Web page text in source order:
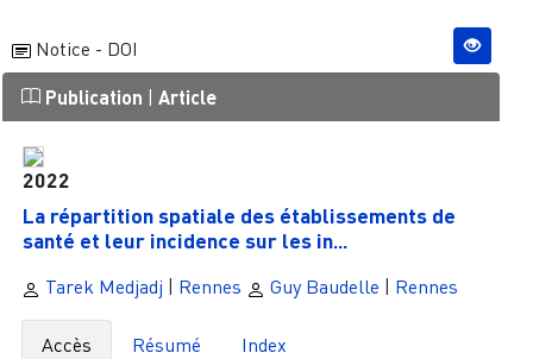
Notice - DOI
Publication | Article
2022
La répartition spatiale des établissements de
santé et leur incidence sur les in...
Tarek Medjadj Rennes Guy Baudelle Rennes
Accès Résumé Index